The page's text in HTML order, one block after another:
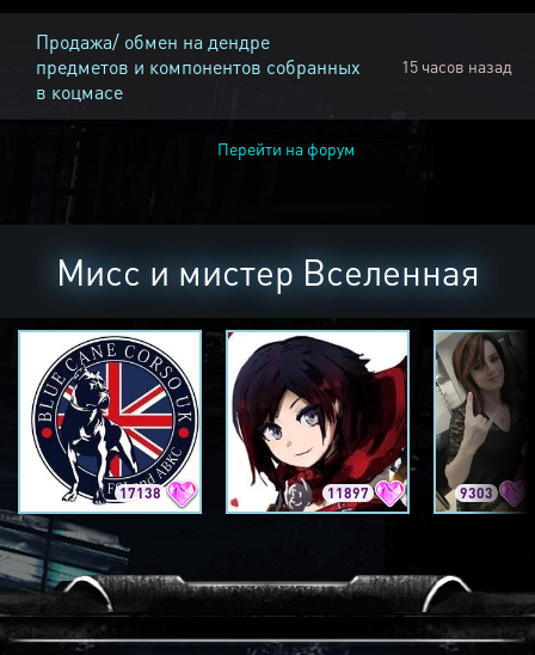
Продажа/ обмен на дендре
предметов и компонентов собранных
в коцмасе
15 часов назад
Перейти на форум
Мисс и мистер Вселенная
17138 11897 9303